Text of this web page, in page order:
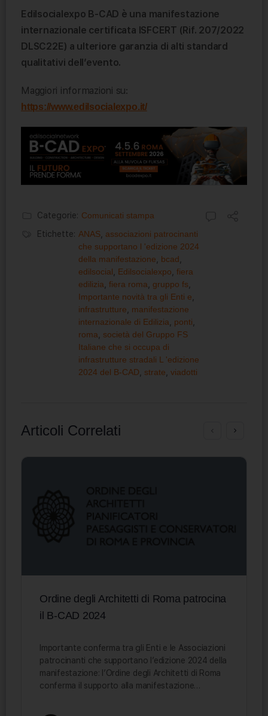
Edilsocialexpo B-CAD è una manifestazione
internazionale certificata ISFCERT (Rif. 207/2022
DLSC22E) a ulteriore garanzia di alti standard
qualitativi dell’evento.
Maggiori informazioni su:
https://www.edilsocialexpo.it/
Categorie: Comunicati stampa
Etichette: ANAS associazioni patrocinanti
che supportano l 'edizione 2024
della manifestazione
bcad
edilsocial
Edilsocialexpo fiera
edilizia fiera roma gruppo fs
Importante novità tra gli Enti e
infrastrutture
manifestazione
internazionale di Edilizia
ponti
roma
società del Gruppo FS
Italiane che si occupa di
infrastrutture stradali L 'edizione
2024 del B-CAD
strate viadotti
Articoli Correlati
Ordine degli Architetti di Roma patrocina
il B-CAD 2024
Importante conferma tra gli Enti e le Associazioni
patrocinanti che supportano l’edizione 2024 della
manifestazione: l’Ordine degli Architetti di Roma
conferma il supporto alla manifestazione…